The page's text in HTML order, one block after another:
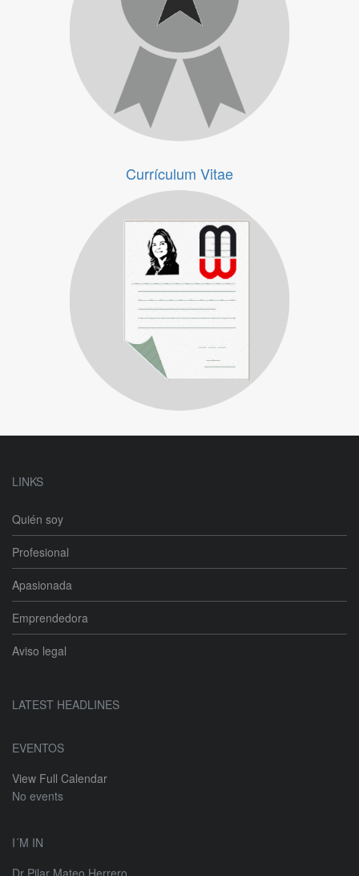
Reconocimientos
Currículum Vitae
Descarga aquí un breve currículum de Pilar Mateo.
LINKS
Quién soy
Profesional
Apasionada
Emprendedora
Aviso legal
LATEST HEADLINES
EVENTOS
View Full Calendar
No events
I´M IN
Dr Pilar Mateo Herrero.